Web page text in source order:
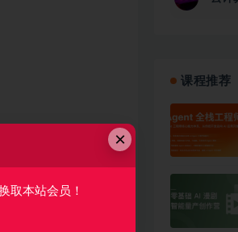
课程推荐
×
取本站会员！